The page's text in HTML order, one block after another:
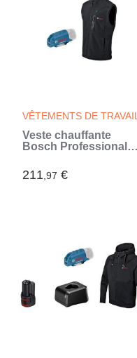
VÊTEMENTS DE TRAVAIL
Veste chauffante
Bosch Professional
XL, sans batterie -
06188000ED
211,97 €